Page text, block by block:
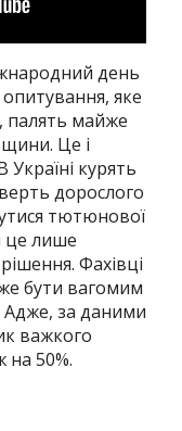
день
яке
палять майже
Це і
Україні курять
дорослого
тютюнової
це лише
Фахівці
бути вагомим
за даними
важкого
на 50%.